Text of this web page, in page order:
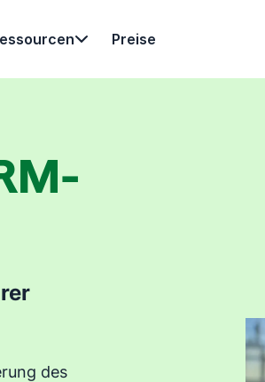
Preise
des